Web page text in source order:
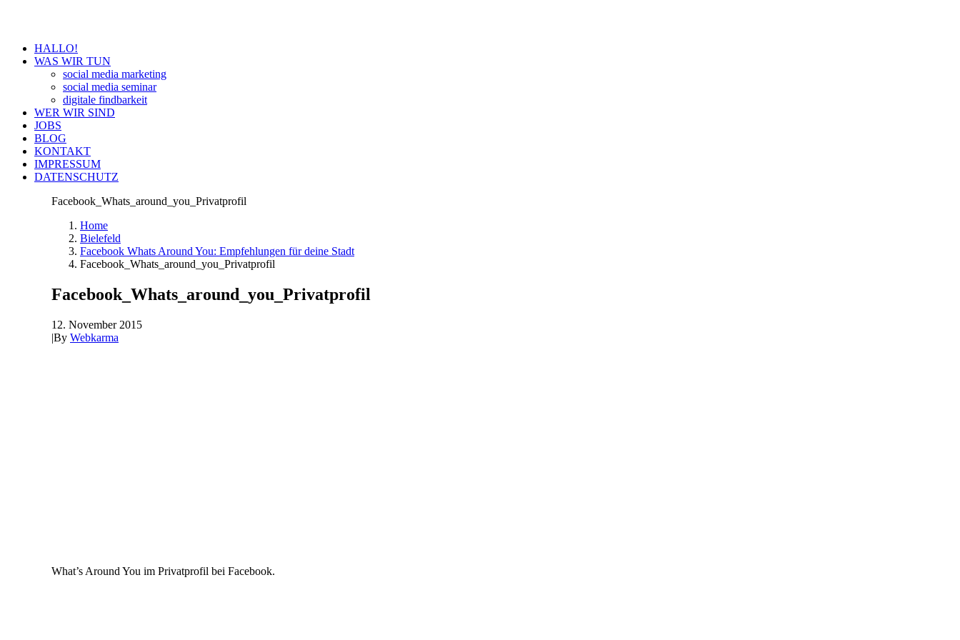
HALLO!
WAS WIR TUN
social media marketing
social media seminar
digitale findbarkeit
WER WIR SIND
JOBS
BLOG
KONTAKT
IMPRESSUM
DATENSCHUTZ
Facebook_Whats_around_you_Privatprofil
Home
Bielefeld
Facebook Whats Around You: Empfehlungen für deine Stadt
Facebook_Whats_around_you_Privatprofil
Facebook_Whats_around_you_Privatprofil
12. November 2015
|By Webkarma
What’s Around You im Privatprofil bei Facebook.